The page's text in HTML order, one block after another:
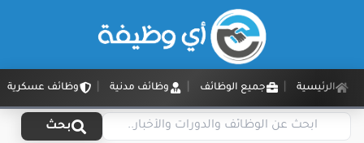
الرئيسية جميع الوظائف وظائف مدنية وظائف عسكرية
بحث